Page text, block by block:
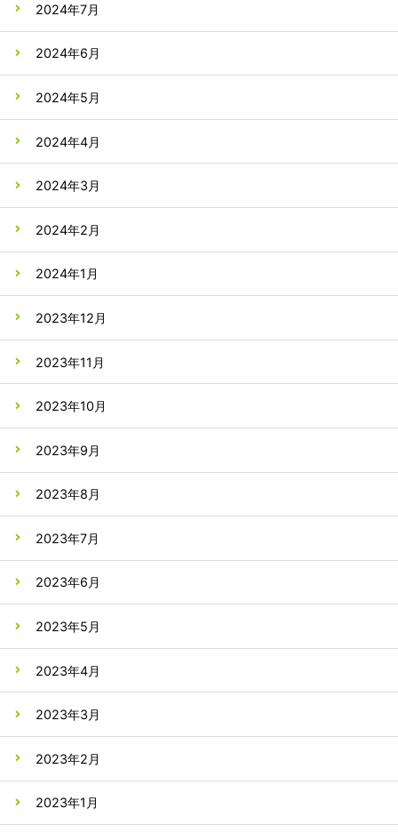
2024年7月
2024年6月
2024年5月
2024年4月
2024年3月
2024年2月
2024年1月
2023年12月
2023年11月
2023年10月
2023年9月
2023年8月
2023年7月
2023年6月
2023年5月
2023年4月
2023年3月
2023年2月
2023年1月